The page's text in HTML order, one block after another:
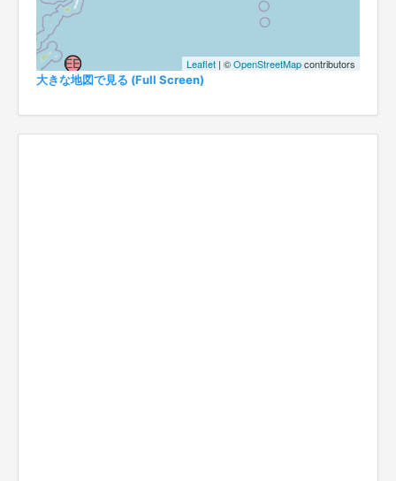
Leaflet | ©OpenStreetMapcontributors
大きな地図で見る (Full Screen)